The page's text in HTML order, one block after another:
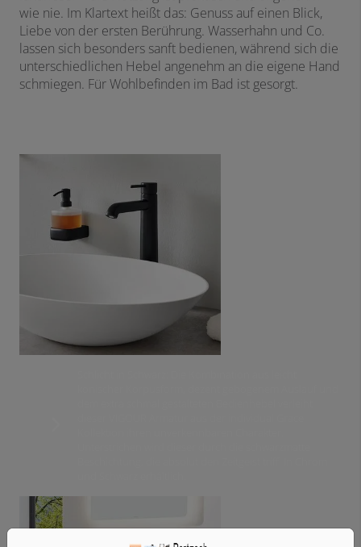
wie nie. Im Klartext heißt das: Genuss auf einen Blick,
Liebe von der ersten Berührung. Wasserhahn und Co.
lassen sich besonders sanft bedienen, während sich die
unterschiedlichen Hebel angenehm an die eigene Hand
schmiegen. Für Wohlbefinden im Bad ist gesorgt.